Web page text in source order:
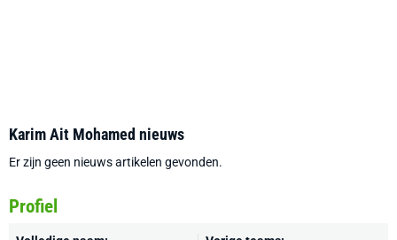
Karim Ait Mohamed nieuws
Er zijn geen nieuws artikelen gevonden.
Profiel